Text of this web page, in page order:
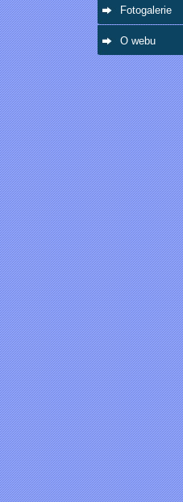
Fotogalerie
O webu